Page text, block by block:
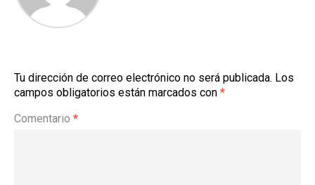
Tu dirección de correo electrónico no será publicada. Los
campos obligatorios están marcados con *
Comentario *